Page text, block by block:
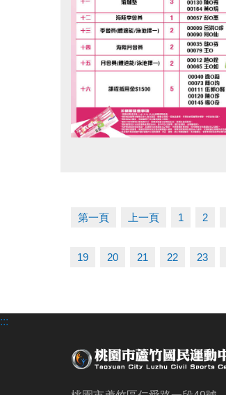
第一頁 上一頁 1 2
19 20 21 22 23
:::